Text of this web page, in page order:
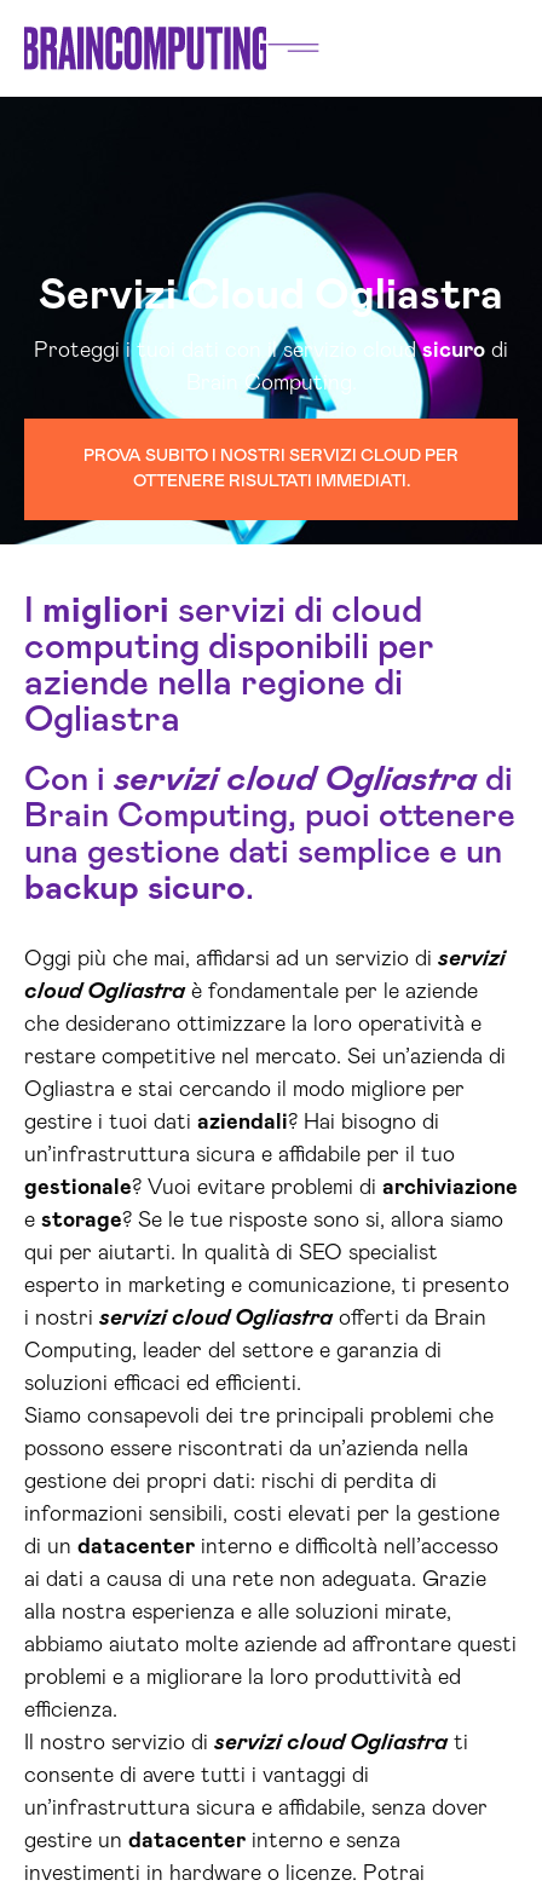
Servizi Cloud Ogliastra
Proteggi i tuoi dati con il servizio cloudsicuro di
Brain Computing.
PROVA SUBITO I NOSTRI SERVIZI CLOUD PER
OTTENERE RISULTATI IMMEDIATI.
migliori servizi di cloud
computing disponibili per
aziende nella regione di
Ogliastra
Con i servizi cloud Ogliastradi
Brain Computing, puoi ottenere
una gestione dati semplice e un
backup sicuro.
Oggi più che mai, affidarsi ad un servizio di servizi
cloud Ogliastraè fondamentale per le aziende
che desiderano ottimizzare la loro operatività e
restare competitive nel mercato. Sei un’azienda di
Ogliastra e stai cercando il modo migliore per
gestire i tuoi dati aziendali? Hai bisogno di
un’infrastruttura sicura e affidabile per il tuo
gestionale? Vuoi evitare problemi di archiviazione
e storage? Se le tue risposte sono si, allora siamo
qui per aiutarti. In qualità di SEO specialist
esperto in marketing e comunicazione, ti presento
i nostri servizi cloud Ogliastraofferti da Brain
Computing, leader del settore e garanzia di
soluzioni efficaci ed efficienti.
Siamo consapevoli dei tre principali problemi che
possono essere riscontrati da un’azienda nella
gestione dei propri dati: rischi di perdita di
informazioni sensibili, costi elevati per la gestione
di un datacenter interno e difficoltà nell’accesso
ai dati a causa di una rete non adeguata. Grazie
alla nostra esperienza e alle soluzioni mirate,
abbiamo aiutato molte aziende ad affrontare questi
problemi e a migliorare la loro produttività ed
efficienza.
Il nostro servizio di servizi cloud Ogliastrati
consente di avere tutti i vantaggi di
un’infrastruttura sicura e affidabile, senza dover
gestire un datacenter interno e senza
investimenti in hardware o licenze. Potrai